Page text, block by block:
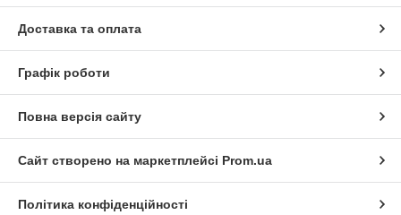
Доставка та оплата
Графік роботи
Повна версія сайту
Сайт створено на маркетплейсі Prom.ua
Політика конфіденційності